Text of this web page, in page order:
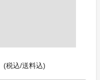
(税込/送料込)